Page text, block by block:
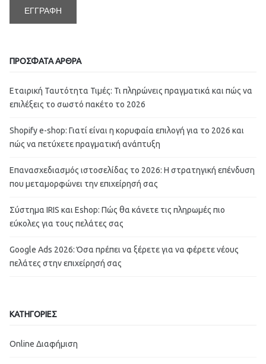
ΠΡΟΣΦΑΤΑ ΑΡΘΡΑ
Εταιρική Ταυτότητα Τιμές: Τι πληρώνεις πραγματικά και πώς να
επιλέξεις το σωστό πακέτο το 2026
Shopify e-shop: Γιατί είναι η κορυφαία επιλογή για το 2026 και
πώς να πετύχετε πραγματική ανάπτυξη
Επανασχεδιασμός ιστοσελίδας το 2026: Η στρατηγική επένδυση
που μεταμορφώνει την επιχείρησή σας
Σύστημα IRIS και Eshop: Πώς θα κάνετε τις πληρωμές πιο
εύκολες για τους πελάτες σας
Google Ads 2026: Όσα πρέπει να ξέρετε για να φέρετε νέους
πελάτες στην επιχείρησή σας
ΚΑΤΗΓΟΡΙΕΣ
Online Διαφήμιση